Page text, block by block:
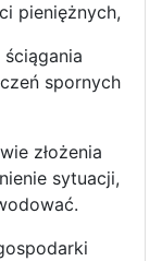
pieniężnych,
spornych
złożenia
sytuacji,